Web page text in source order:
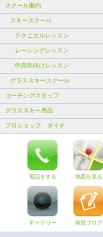
スクール案内
スキースクール
テクニカルレッスン
レーシングレッスン
中高年向けレッスン
グラススキースクール
コーチングスタッフ
グラススキー用品
プロショップ ダイチ
電話をする 地図を見る
ギャラリー 前田ブログ